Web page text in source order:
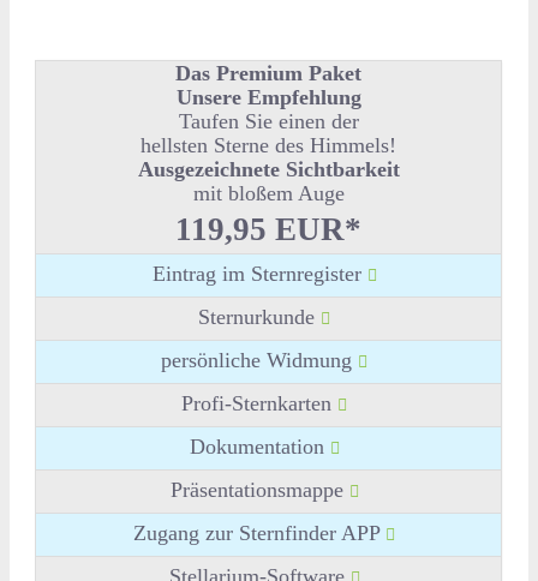
Das Premium Paket
Unsere Empfehlung
Taufen Sie einen der
hellsten Sterne des Himmels!
Ausgezeichnete Sichtbarkeit
mit bloßem Auge
119,95 EUR*
Eintrag im Sternregister
Sternurkunde
persönliche Widmung
Profi-Sternkarten
Dokumentation
Präsentationsmappe
Zugang zur Sternfinder APP
Stellarium-Software